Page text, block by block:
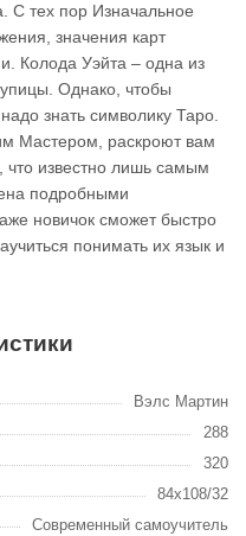
С тех пор Изначальное
значения карт
Колода Уэйта – одна из
Однако, чтобы
знать символику Таро.
Мастером, раскроют вам
что известно лишь самым
подробными
новичок сможет быстро
понимать их язык и
Вэлс Мартин
288
320
84x108/32
Современный самоучитель